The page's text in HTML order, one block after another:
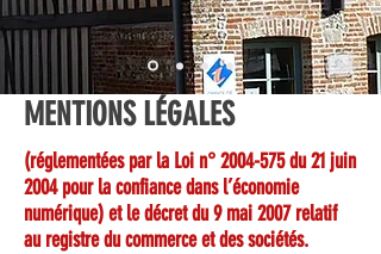
MENTIONS LÉGALES
(réglementées par la Loi n°2004-575du 21 juin
2004 pour la confiance dans l’économie
numérique) et le décret du 9 mai 2007 relatif
au registre du commerce et des sociétés.